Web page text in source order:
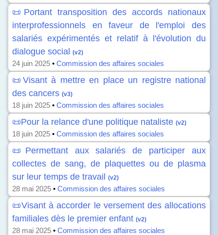
📜Portant transposition des accords nationaux
interprofessionnels en faveur de l'emploi des
salariés expérimentés et relatif à l'évolution du
dialogue social
(v2)
24 juin 2025 • Commission des affaires sociales
📜Visant à mettre en place un registre national
des cancers (v3)
18 juin 2025 • Commission des affaires sociales
📜Pour la relance d'une politique nataliste (v2)
18 juin 2025 • Commission des affaires sociales
📜Permettant aux salariés de participer aux
collectes de sang, de plaquettes ou de plasma
sur leur temps de travail
(v2)
28 mai 2025 • Commission des affaires sociales
📜Visant à accorder le versement des allocations
familiales dès le premier enfant (v2)
28 mai 2025 • Commission des affaires sociales